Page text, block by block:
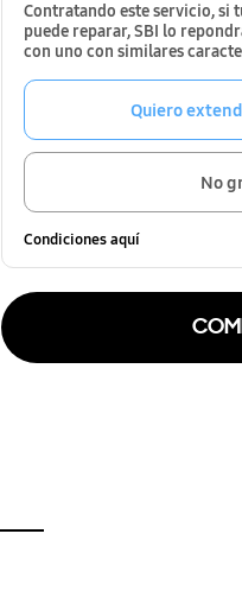
Contratando este servicio, si
puede reparar, SBI lo
con uno con similares
Quiero
No
Condiciones aquí